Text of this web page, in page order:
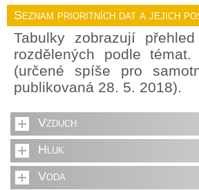
Seznam prioritních dat a jejich
Tabulky zobrazují
rozdělených podle
(určené spíše pro
publikovaná 28. 5. 2018).
Vzduch
Hluk
Voda